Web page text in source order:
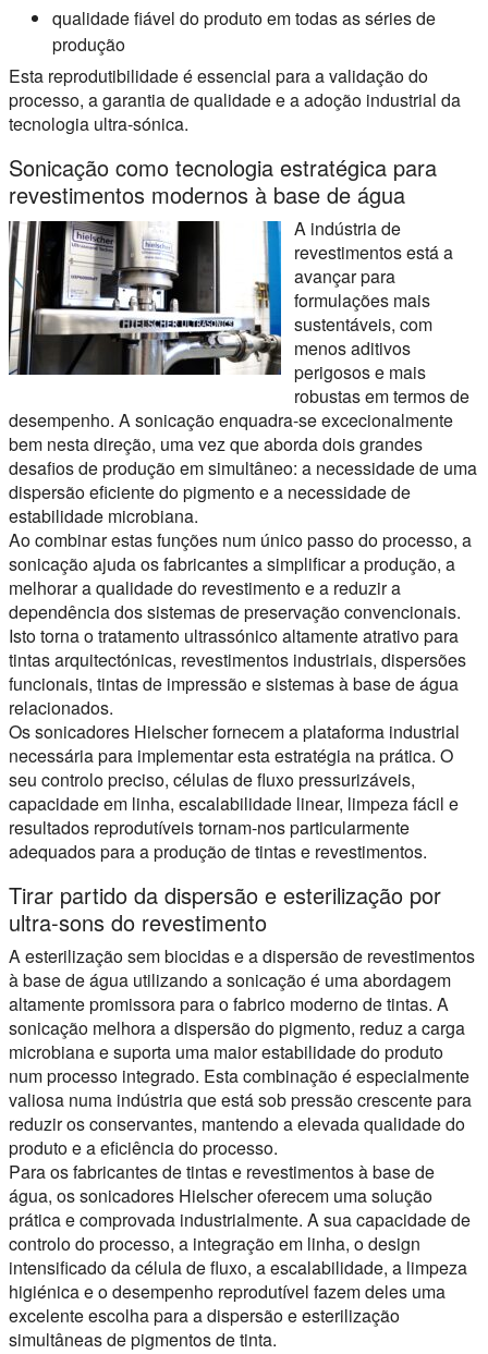
qualidade fiável do produto em todas as séries de
produção
Esta reprodutibilidade é essencial para a validação do
processo, a garantia de qualidade e a adoção industrial da
tecnologia ultra-sónica.
Sonicação como tecnologia estratégica para
revestimentos modernos à base de água
A indústria de
revestimentos está a
avançar para
formulações mais
sustentáveis, com
menos aditivos
perigosos e mais
robustas em termos de
desempenho. A sonicação enquadra-se excecionalmente
bem nesta direção, uma vez que aborda dois grandes
desafios de produção em simultâneo: a necessidade de uma
dispersão eficiente do pigmento e a necessidade de
estabilidade microbiana.
Ao combinar estas funções num único passo do processo, a
sonicação ajuda os fabricantes a simplificar a produção, a
melhorar a qualidade do revestimento e a reduzir a
dependência dos sistemas de preservação convencionais.
Isto torna o tratamento ultrassónico altamente atrativo para
tintas arquitectónicas, revestimentos industriais, dispersões
funcionais, tintas de impressão e sistemas à base de água
relacionados.
Os sonicadores Hielscher fornecem a plataforma industrial
necessária para implementar esta estratégia na prática. O
seu controlo preciso, células de fluxo pressurizáveis,
capacidade em linha, escalabilidade linear, limpeza fácil e
resultados reprodutíveis tornam-nos particularmente
adequados para a produção de tintas e revestimentos.
Tirar partido da dispersão e esterilização por
ultra-sons do revestimento
A esterilização sem biocidas e a dispersão de revestimentos
à base de água utilizando a sonicação é uma abordagem
altamente promissora para o fabrico moderno de tintas. A
sonicação melhora a dispersão do pigmento, reduz a carga
microbiana e suporta uma maior estabilidade do produto
num processo integrado. Esta combinação é especialmente
valiosa numa indústria que está sob pressão crescente para
reduzir os conservantes, mantendo a elevada qualidade do
produto e a eficiência do processo.
Para os fabricantes de tintas e revestimentos à base de
água, os sonicadores Hielscher oferecem uma solução
prática e comprovada industrialmente. A sua capacidade de
controlo do processo, a integração em linha, o design
intensificado da célula de fluxo, a escalabilidade, a limpeza
higiénica e o desempenho reprodutível fazem deles uma
excelente escolha para a dispersão e esterilização
simultâneas de pigmentos de tinta.